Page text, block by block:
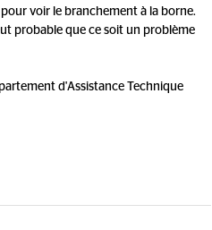
pour voir le branchement à la borne.
probable que ce soit un problème
d'Assistance Technique